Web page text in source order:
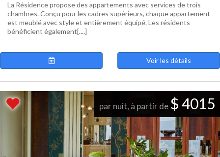
La Résidence propose des appartements avec services de trois
chambres. Conçu pour les cadres supérieurs, chaque appartement
est meublé avec style et entièrement équipé. Les résidents
bénéficient également[....]
Voir les détails
par nuit, à partir de $ 4015